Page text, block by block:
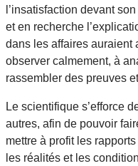
l’insatisfaction devant
et en recherche
dans les affaires auraient
observer calmement, à
rassembler des preuves
Le scientifique s’efforce
autres, afin de pouvoir
mettre à profit les
les réalités et les